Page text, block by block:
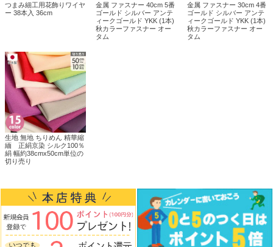
つまみ細工用花飾りワイヤ
ー 38本入 36cm
金属 ファスナー 40cm 5番
ゴールド シルバー アンテ
ィークゴールド YKK (1本)
秋カラーファスナー オー
タム
金属 ファスナー 30cm 4番
ゴールド シルバー アンテ
ィークゴールド YKK (1本)
秋カラーファスナー オー
タム
生地 無地 ちりめん 精華縮
緬 正絹京染 シルク100％
絹 幅約38cmx50cm単位の
切り売り